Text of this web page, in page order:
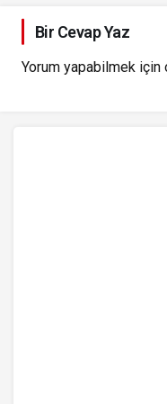
Bir Cevap Yaz
Yorum yapabilmek için